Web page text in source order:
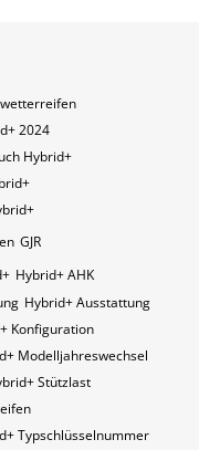
2024
Hybrid+
GJR
Hybrid+ AHK
Hybrid+ Ausstattung
Konfiguration
Modelljahreswechsel
Stützlast
Typschlüsselnummer